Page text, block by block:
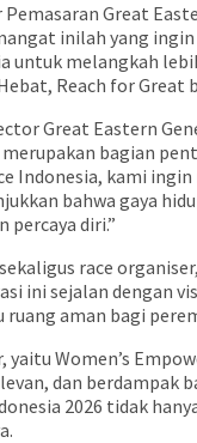
Great
inilah yang
untuk melangkah
Reach for Great
Great Eastern
merupakan bagian
Indonesia, kami
bahwa gaya
percaya diri.”
race
ini sejalan dengan
ruang aman bagi
yaitu Women’s
dan berdampak
2026 tidak